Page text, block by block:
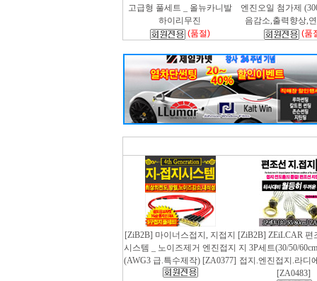
고급형 풀세트 _ 올뉴카니발
하이리무진
(품절)
엔진오일 첨가제
음감소,출력향상,
(품
[ZiB2B] 마이너스접지, 지접지
시스템 _ 노이즈제거 엔진접지
(AWG3 급.특수제작) [ZA0377]
[ZiB2B] ZEiLCAR 편
지 3P세트(30/50/
접지.엔진접지.라디
[ZA0483]